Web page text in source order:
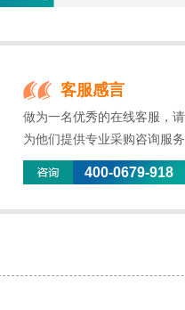
客服感言
做为一名优秀的在线客服，
为他们提供专业采购咨询服
400-0679-918